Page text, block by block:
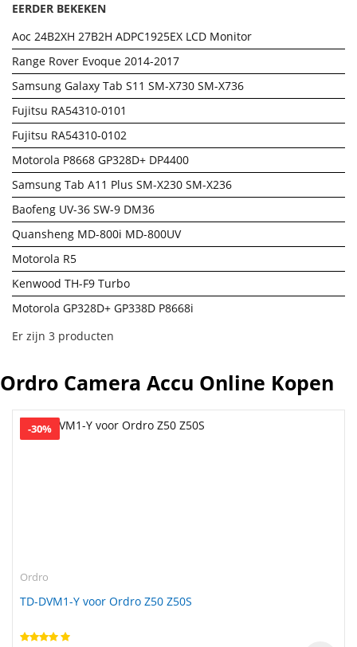
EERDER BEKEKEN
Aoc 24B2XH 27B2H ADPC1925EX LCD Monitor
Range Rover Evoque 2014-2017
Samsung Galaxy Tab S11 SM-X730 SM-X736
Fujitsu RA54310-0101
Fujitsu RA54310-0102
Motorola P8668 GP328D+ DP4400
Samsung Tab A11 Plus SM-X230 SM-X236
Baofeng UV-36 SW-9 DM36
Quansheng MD-800i MD-800UV
Motorola R5
Kenwood TH-F9 Turbo
Motorola GP328D+ GP338D P8668i
Er zijn 3 producten
Ordro Camera Accu Online Kopen
-30%
Ordro
TD-DVM1-Y voor Ordro Z50 Z50S